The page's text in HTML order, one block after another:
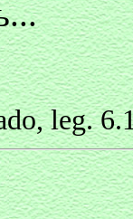
leg.